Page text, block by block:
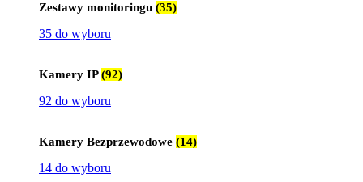
Zestawy monitoringu (35)
35 do wyboru
Kamery IP(92)
92 do wyboru
Kamery Bezprzewodowe (14)
14 do wyboru